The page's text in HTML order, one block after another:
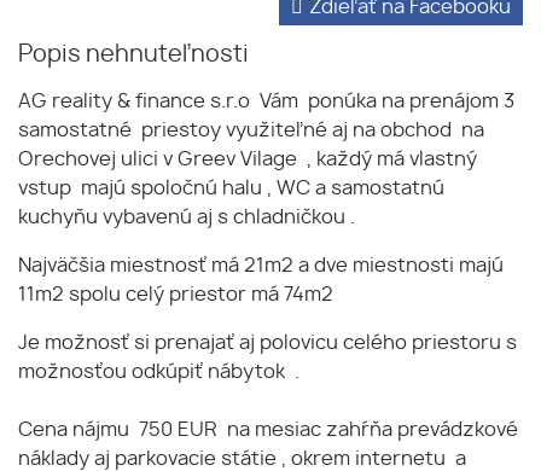
Popis nehnuteľnosti
Zdieľať na Facebooku
AG reality & finance s.r.o Vám ponúka na prenájom 3
samostatné priestoy využiteľné aj na obchod na
Orechovej ulici v Greev Vilage , každý má vlastný
vstup majú spoločnú halu , WC a samostatnú
kuchyňu vybavenú aj s chladničkou .
Najväčšia miestnosť má 21m2 a dve miestnosti majú
11m2 spolu celý priestor má 74m2
Je možnosť si prenajať aj polovicu celého priestoru s
možnosťou odkúpiť nábytok .
Cena nájmu 750 EUR na mesiac zahŕňa prevádzkové
náklady aj parkovacie státie , okrem internetu a